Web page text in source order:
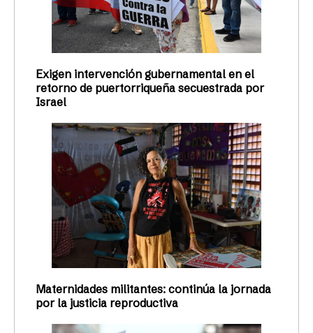
Exigen intervención gubernamental en el
retorno de puertorriqueña secuestrada por
Israel
Maternidades militantes: continúa la jornada
por la justicia reproductiva